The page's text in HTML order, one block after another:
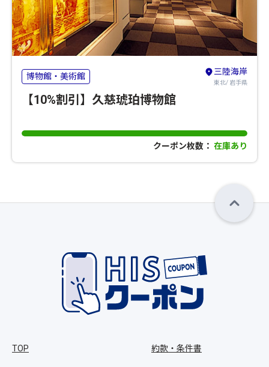
博物館・美術館 三陸海岸
東北/ 岩手県
【10%割引】久慈琥珀博物館
クーポン枚数： 在庫あり
TOP 約款・条件書